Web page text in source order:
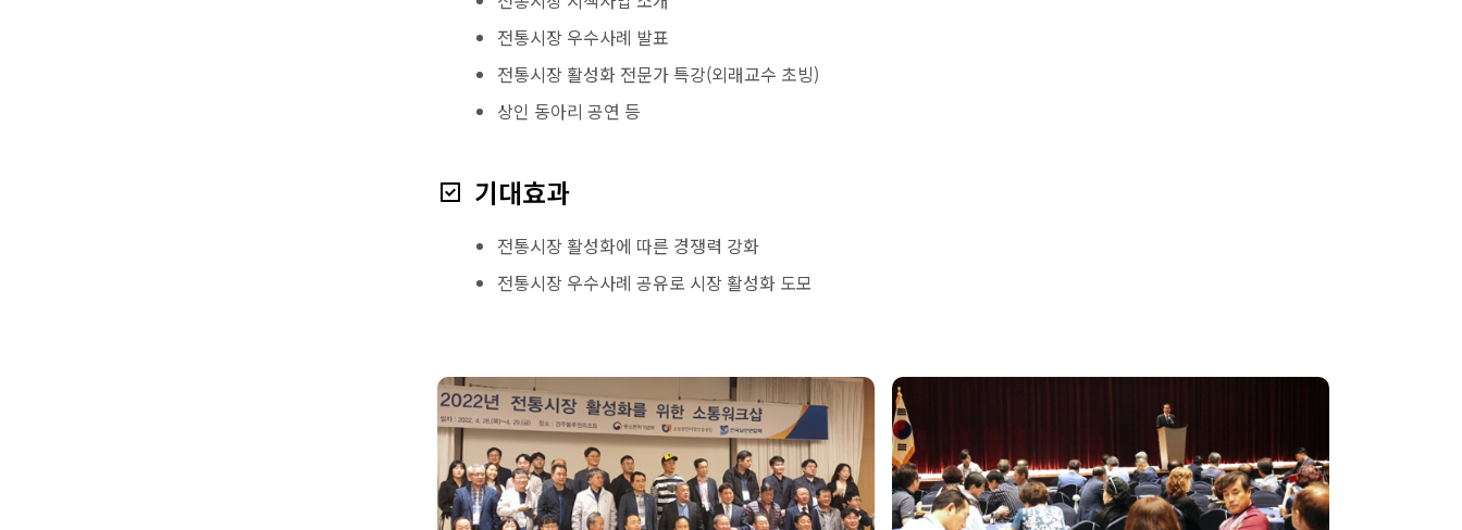
전통시장 우수사례 발표
전통시장 활성화 전문가 특강(외래교수 초빙)
상인 동아리 공연 등
기대효과
전통시장 활성화에 따른 경쟁력 강화
전통시장 우수사례 공유로 시장 활성화 도모